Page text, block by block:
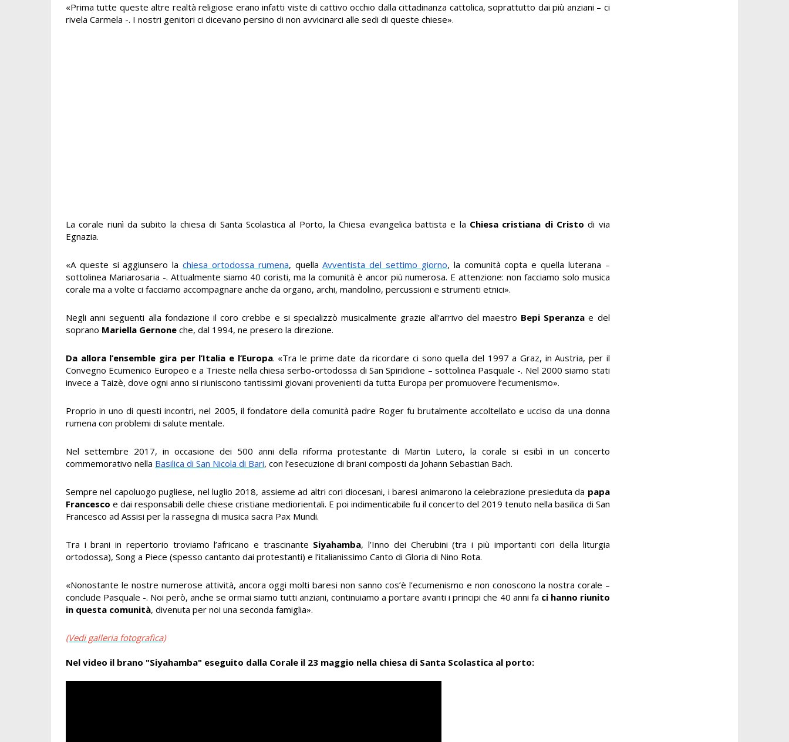
«Prima tutte queste altre realtà religiose erano infatti viste di cattivo occhio dalla cittadinanza cattolica, soprattutto dai più anziani – ci
rivela Carmela -. I nostri genitori ci dicevano persino di non avvicinarci alle sedi di queste chiese».
La corale riunì da subito la chiesa di Santa Scolastica al Porto, la Chiesa evangelica battista e la Chiesa cristiana di Cristo di via
Egnazia.
«A queste si aggiunsero lachiesa ortodossa rumena, quellaAvventista del settimo giorno, la comunità copta e quella luterana –
sottolinea Mariarosaria -. Attualmente siamo 40 coristi, ma la comunità è ancor più numerosa. E attenzione: non facciamo solo musica
corale ma a volte ci facciamo accompagnare anche da organo, archi, mandolino, percussioni e strumenti etnici».
Negli anni seguenti alla fondazione il coro crebbe e si specializzò musicalmente grazie all’arrivo del maestro Bepi Speranza e del
soprano Mariella Gernone che, dal 1994, ne presero la direzione.
Da allora l’ensemble gira per l’Italia e l’Europa. «Tra le prime date da ricordare ci sono quella del 1997 a Graz, in Austria, per il
Convegno Ecumenico Europeo e a Trieste nella chiesa serbo-ortodossa di San Spiridione – sottolinea Pasquale -. Nel 2000 siamo stati
invece a Taizè, dove ogni anno si riuniscono tantissimi giovani provenienti da tutta Europa per promuovere l’ecumenismo».
Proprio in uno di questi incontri, nel 2005, il fondatore della comunità padre Roger fu brutalmente accoltellato e ucciso da una donna
rumena con problemi di salute mentale.
Nel settembre 2017, in occasione dei 500 anni della riforma protestante di Martin Lutero, la corale si esibì in un concerto
commemorativo nella Basilica di San Nicola di Bari, con l’esecuzione di brani composti da Johann Sebastian Bach.
Sempre nel capoluogo pugliese, nel luglio 2018, assieme ad altri cori diocesani, i baresi animarono la celebrazione presieduta da papa
Francesco e dai responsabili delle chiese cristiane mediorientali. E poi indimenticabile fu il concerto del 2019 tenuto nella basilica di San
Francesco ad Assisi per la rassegna di musica sacra Pax Mundi.
Tra i brani in repertorio troviamo l’africano e trascinante Siyahamba, l’Inno dei Cherubini (tra i più importanti cori della liturgia
ortodossa), Song a Piece (spesso cantanto dai protestanti) e l’italianissimo Canto di Gloria di Nino Rota.
«Nonostante le nostre numerose attività, ancora oggi molti baresi non sanno cos’è l’ecumenismo e non conoscono la nostra corale –
conclude Pasquale -. Noi però, anche se ormai siamo tutti anziani, continuiamo a portare avanti i principi che 40 anni fa ci hanno riunito
in questa comunità, divenuta per noi una seconda famiglia».
(Vedi galleria fotografica)
Nel video il brano "Siyahamba" eseguito dalla Corale il 23 maggio nella chiesa di Santa Scolastica al porto: